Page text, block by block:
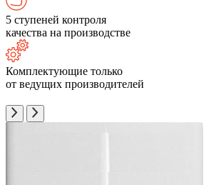
5 ступеней контроля
качества на производстве
Комплектующие только
от ведущих производителей